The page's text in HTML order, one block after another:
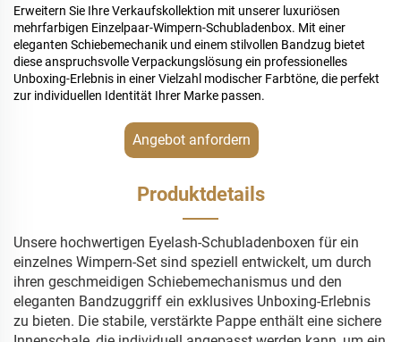
Erweitern Sie Ihre Verkaufskollektion mit unserer luxuriösen
mehrfarbigen Einzelpaar-Wimpern-Schubladenbox. Mit einer
eleganten Schiebemechanik und einem stilvollen Bandzug bietet
diese anspruchsvolle Verpackungslösung ein professionelles
Unboxing-Erlebnis in einer Vielzahl modischer Farbtöne, die perfekt
zur individuellen Identität Ihrer Marke passen.
Angebot anfordern
Produktdetails
Unsere hochwertigen Eyelash-Schubladenboxen für ein
einzelnes Wimpern-Set sind speziell entwickelt, um durch
ihren geschmeidigen Schiebemechanismus und den
eleganten Bandzuggriff ein exklusives Unboxing-Erlebnis
zu bieten. Die stabile, verstärkte Pappe enthält eine sichere